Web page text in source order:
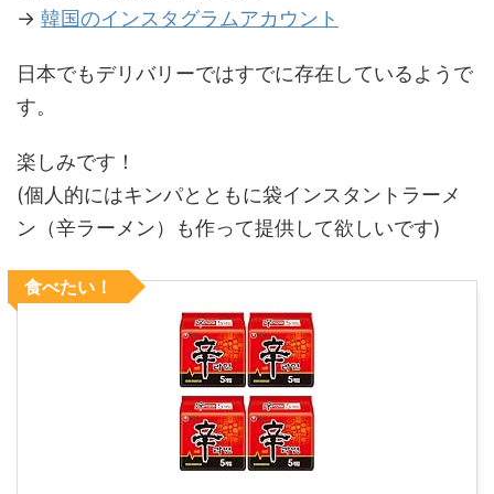
→ 韓国のインスタグラムアカウント
日本でもデリバリーではすでに存在しているようで
す。
楽しみです！
(個人的にはキンパとともに袋インスタントラーメ
ン（辛ラーメン）も作って提供して欲しいです)
食べたい！